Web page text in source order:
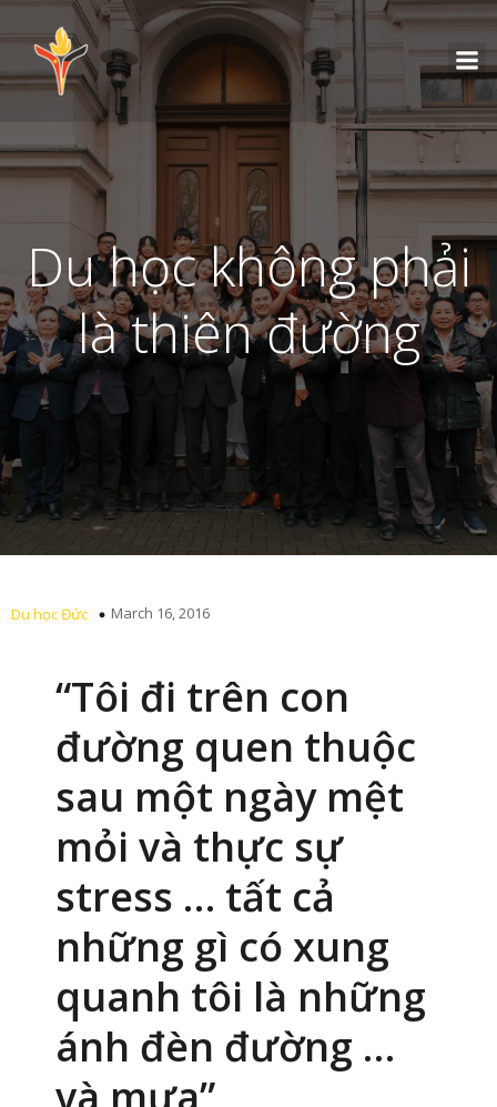
Du học không phải
là thiên đường
Du học Đức March 16, 2016
“Tôi đi trên con
đường quen thuộc
sau một ngày mệt
mỏi và thực sự
stress … tất cả
những gì có xung
quanh tôi là những
ánh đèn đường …